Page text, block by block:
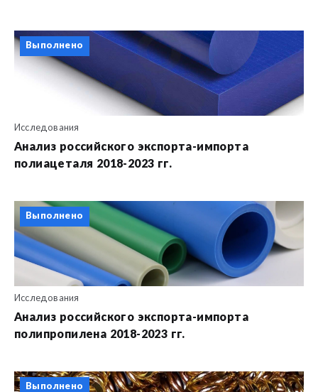
Выполнено
Исследования
Анализ российского экспорта-импорта
полиацеталя 2018-2023 гг.
Выполнено
Исследования
Анализ российского экспорта-импорта
полипропилена 2018-2023 гг.
Выполнено